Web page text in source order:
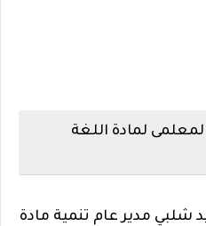
لمادة اللغة
شلبي مدير عام تنمية مادة